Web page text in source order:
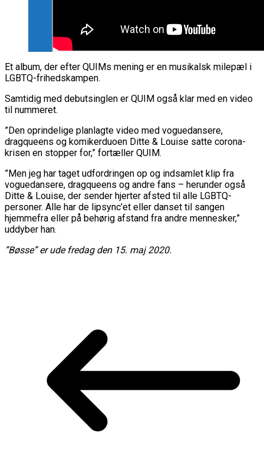
Et album, der efter QUIMs mening er en musikalsk milepæl i
LGBTQ-frihedskampen.
Samtidig med debutsinglen er QUIM også klar med en video
til nummeret.
”Den oprindelige planlagte video med voguedansere,
dragqueens og komikerduoen Ditte & Louise satte corona-
krisen en stopper for,” fortæller QUIM.
”Men jeg har taget udfordringen op og indsamlet klip fra
voguedansere, dragqueens og andre fans – herunder også
Ditte & Louise, der sender hjerter afsted til alle LGBTQ-
personer. Alle har de lipsync’et eller danset til sangen
hjemmefra eller på behørig afstand fra andre mennesker,”
uddyber han.
”Bøsse” er ude fredag den 15. maj 2020.